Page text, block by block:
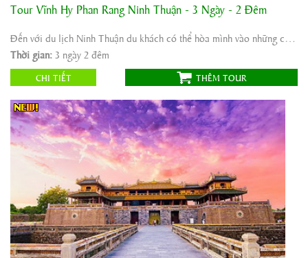
Khởi hành:
Hà Nội
Phương tiện:
ô tô máybay
Giá tour: 1.550.000
Tour Vĩnh Hy Phan Rang Ninh Thuận - 3 Ngày - 2 Đêm
Đến với du lịch Ninh Thuận du khách có thể hòa mình vào những cơn sóng vỗ về của gió ...
Thời gian:3 ngày 2 đêm
CHI TIẾT THÊM TOUR